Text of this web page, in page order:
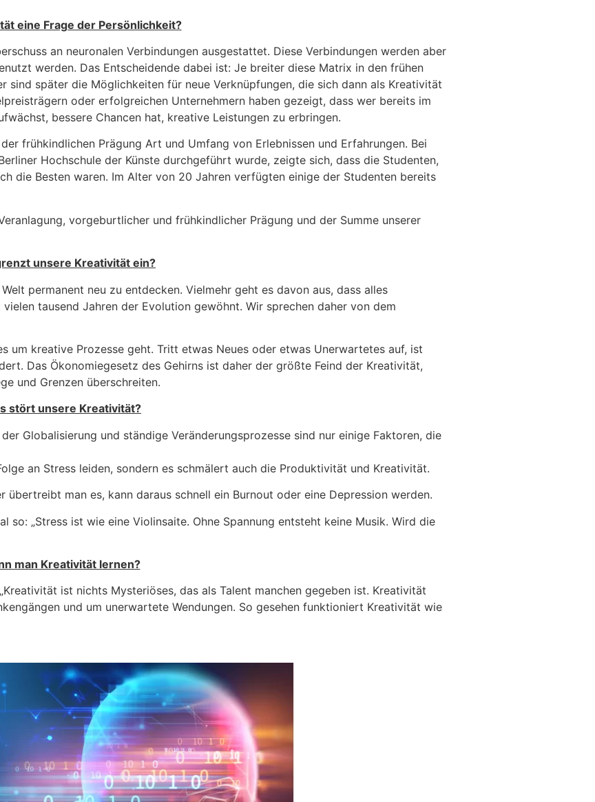
eine Frage der Persönlichkeit?
an neuronalen Verbindungen ausgestattet. Diese Verbindungen werden aber
werden. Das Entscheidende dabei ist: Je breiter diese Matrix in den frühen
später die Möglichkeiten für neue Verknüpfungen, die sich dann als Kreativität
oder erfolgreichen Unternehmern haben gezeigt, dass wer bereits im
bessere Chancen hat, kreative Leistungen zu erbringen.
frühkindlichen Prägung Art und Umfang von Erlebnissen und Erfahrungen. Bei
Hochschule der Künste durchgeführt wurde, zeigte sich, dass die Studenten,
die Besten waren. Im Alter von 20 Jahren verfügten einige der Studenten bereits
vorgeburtlicher und frühkindlicher Prägung und der Summe unserer
unsere Kreativität ein?
permanent neu zu entdecken. Vielmehr geht es davon aus, dass alles
tausend Jahren der Evolution gewöhnt. Wir sprechen daher von dem
um kreative Prozesse geht. Tritt etwas Neues oder etwas Unerwartetes auf, ist
Das Ökonomiegesetz des Gehirns ist daher der größte Feind der Kreativität,
und Grenzen überschreiten.
stört unsere Kreativität?
Globalisierung und ständige Veränderungsprozesse sind nur einige Faktoren, die
an Stress leiden, sondern es schmälert auch die Produktivität und Kreativität.
man es, kann daraus schnell ein Burnout oder eine Depression werden.
„Stress ist wie eine Violinsaite. Ohne Spannung entsteht keine Musik. Wird die
man Kreativität lernen?
ist nichts Mysteriöses, das als Talent manchen gegeben ist. Kreativität
und um unerwartete Wendungen. So gesehen funktioniert Kreativität wie